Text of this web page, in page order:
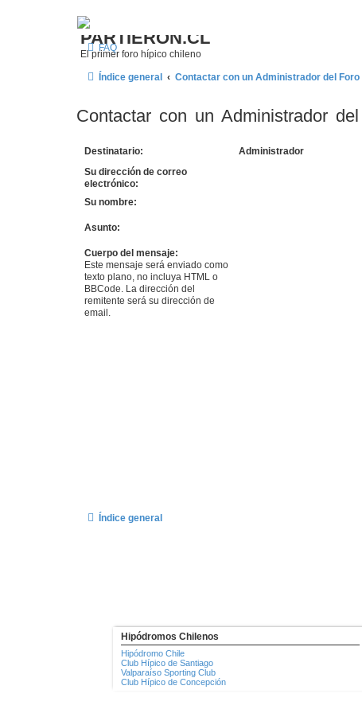
¿Qué
PARTIERON.CL
El primer foro hípico chileno
FAQ
Índice general Contactar con un Administrador del Foro
Contactar con un Administrador
Destinatario:
Administrador
Su dirección de correo
electrónico:
Su nombre:
Asunto:
Cuerpo del mensaje:
Este mensaje será enviado como
texto plano, no incluya HTML o
BBCode. La dirección del
remitente será su dirección de
email.
Índice general
Hipódromos Chilenos
Hipódromo Chile
Club Hípico de Santiago
Valparaíso Sporting Club
Club Hípico de Concepción